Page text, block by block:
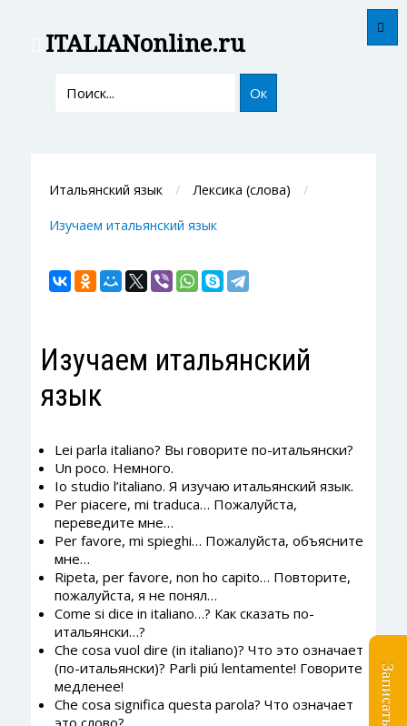
ITALIANonline.ru
Ок
Итальянский язык Лексика (слова)
Изучаем итальянский язык
Изучаем итальянский
язык
Lei parla italiano? Вы говорите по-итальянски?
Un poco. Немного.
Io studio l’italiano. Я изучаю итальянский язык.
Per piacere, mi traduca… Пожалуйста,
переведите мне…
Per favore, mi spieghi… Пожалуйста, объясните
мне…
Ripeta, per favore, non ho capito… Повторите,
пожалуйста, я не понял…
Come si dice in italiano…? Как сказать по-
итальянски…?
Che cosa vuol dire (in italiano)? Что это означает
(по-итальянски)? Parli piú lentamente! Говорите
медленее!
Che cosa significa questa parola? Что означает
это слово?